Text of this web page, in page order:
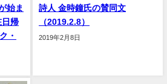
始ま
・
詩人 金時鐘氏の賛同文
（2019.2.8）
2019年2月8日